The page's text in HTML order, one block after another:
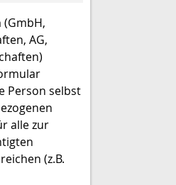
AG,
Person selbst
alle zur
(z.B.